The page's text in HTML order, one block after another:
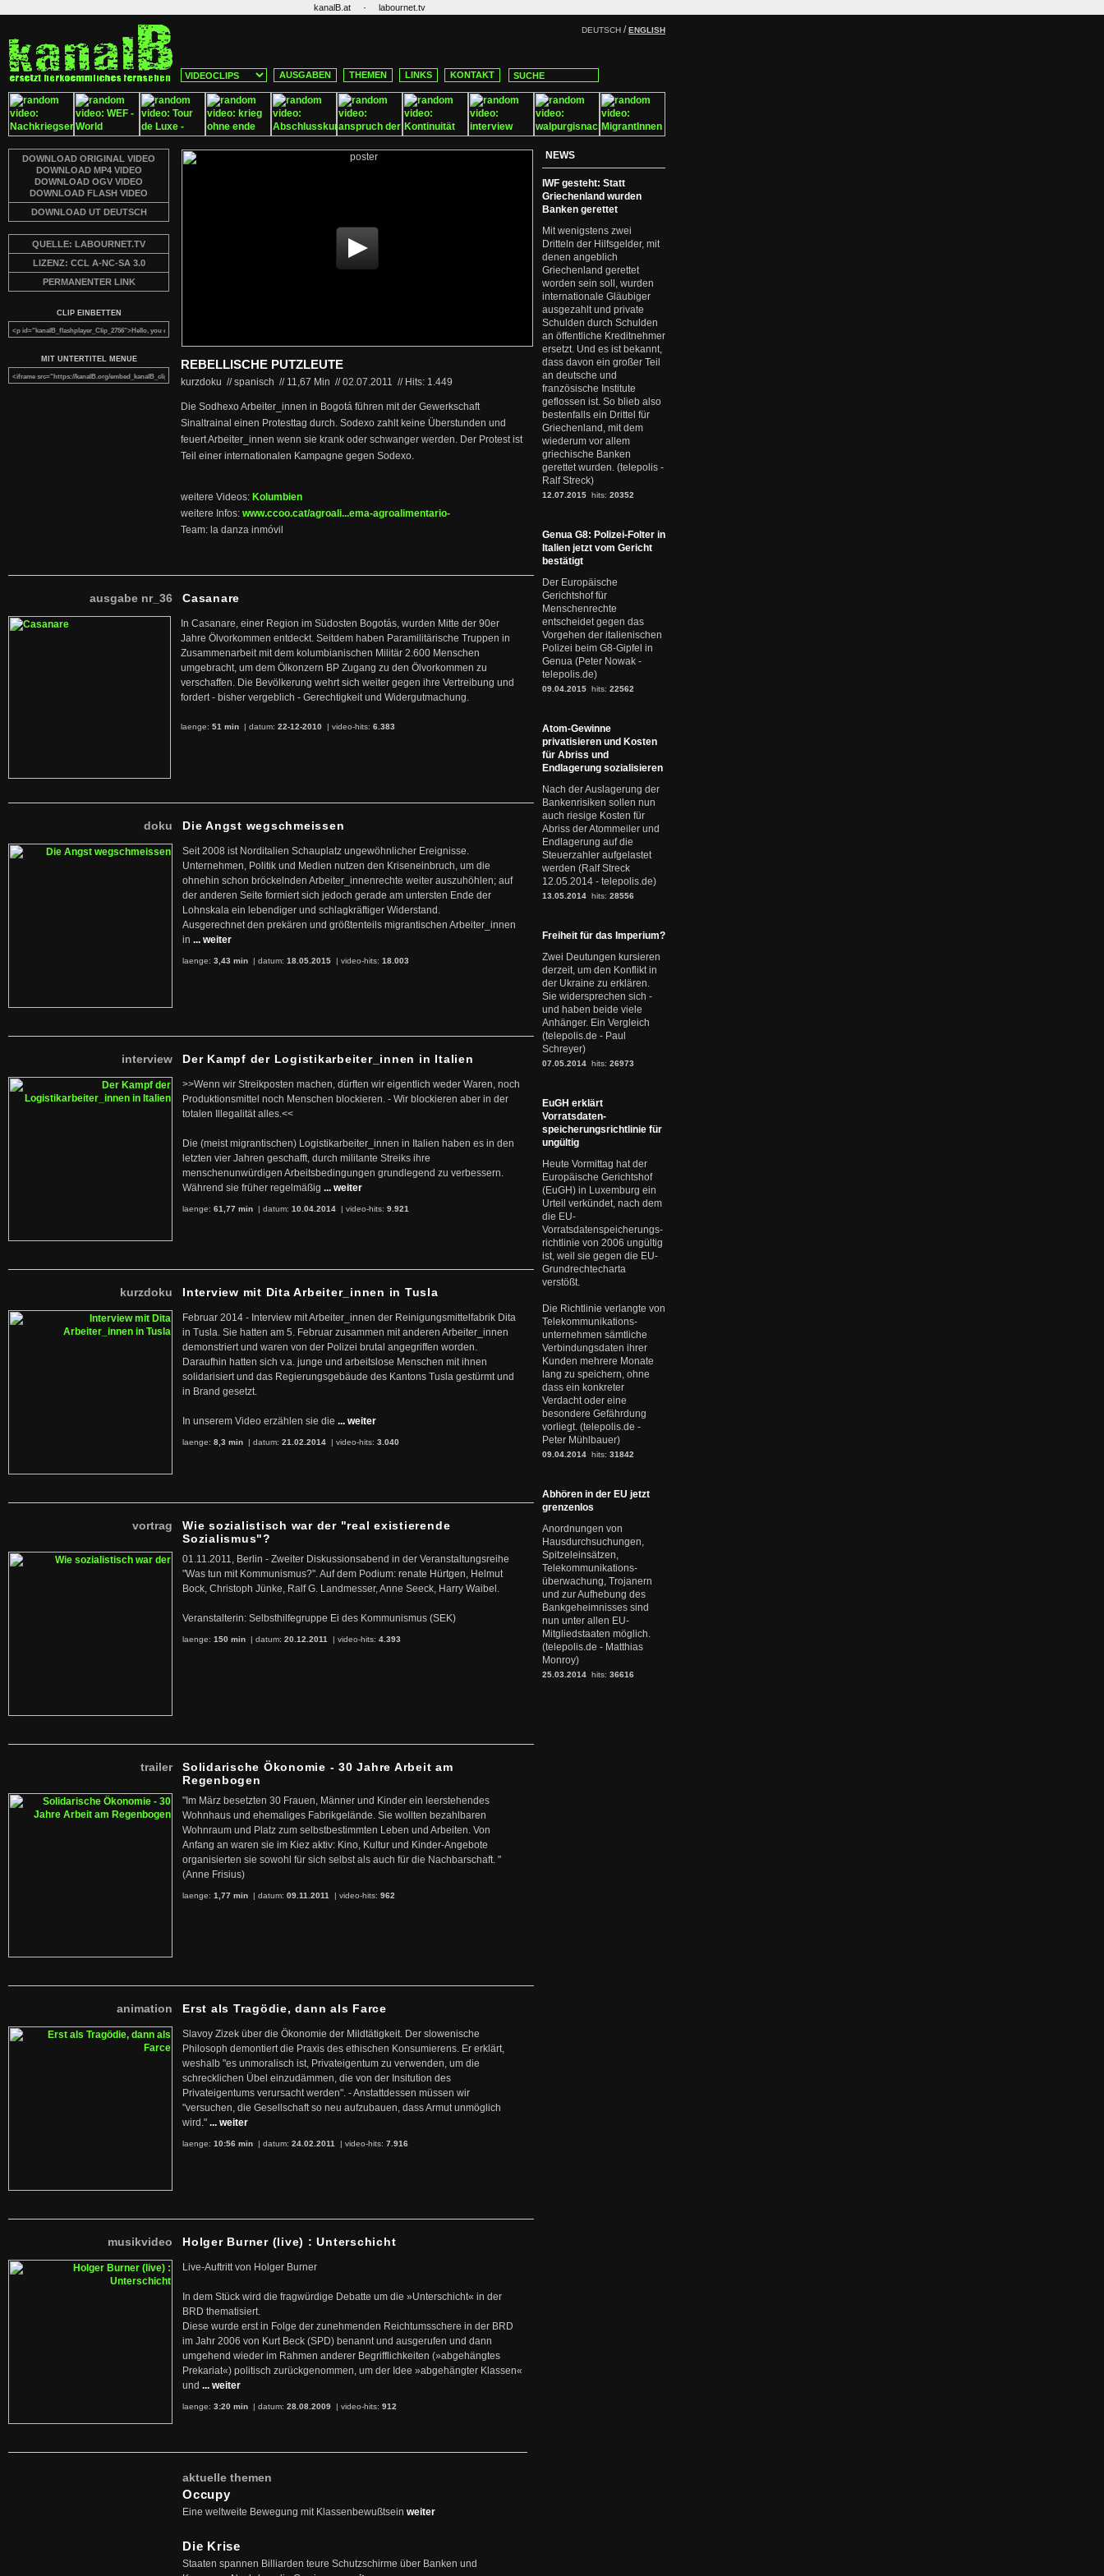
kanalB.at · labournet.tv
DEUTSCH /ENGLISH
AUSGABEN THEMEN LINKS KONTAKT
DOWNLOAD ORIGINAL VIDEO
DOWNLOAD MP4 VIDEO
DOWNLOAD OGV VIDEO
DOWNLOAD FLASH VIDEO
DOWNLOAD UT DEUTSCH
QUELLE: LABOURNET.TV
LIZENZ: CCL A-NC-SA 3.0
PERMANENTER LINK
CLIP EINBETTEN
MIT UNTERTITEL MENUE REBELLISCHE PUTZLEUTE
kurzdoku // spanisch // 11,67 Min //02.07.2011 // Hits: 1.449
Die Sodhexo Arbeiter_innen in Bogotá führen mit der Gewerkschaft
Sinaltrainal einen Protesttag durch. Sodexo zahlt keine Überstunden und
feuert Arbeiter_innen wenn sie krank oder schwanger werden. Der Protest ist
Teil einer internationalen Kampagne gegen Sodexo.
weitere Videos: Kolumbien
weitere Infos: www.ccoo.cat/agroali...ema-agroalimentario-
Team: la danza inmóvil
ausgabe nr_36 Casanare
In Casanare, einer Region im Südosten Bogotás, wurden Mitte der 90er
Jahre Ölvorkommen entdeckt. Seitdem haben Paramilitärische Truppen in
Zusammenarbeit mit dem kolumbianischen Militär 2.600 Menschen
umgebracht, um dem Ölkonzern BP Zugang zu den Ölvorkommen zu
verschaffen. Die Bevölkerung wehrt sich weiter gegen ihre Vertreibung und
fordert - bisher vergeblich - Gerechtigkeit und Widergutmachung.
laenge: 51 min | datum: 22-12-2010 | video-hits: 6.383
doku Die Angst wegschmeissen
Seit 2008 ist Norditalien Schauplatz ungewöhnlicher Ereignisse.
Unternehmen, Politik und Medien nutzen den Kriseneinbruch, um die
ohnehin schon bröckelnden Arbeiter_innenrechte weiter auszuhöhlen; auf
der anderen Seite formiert sich jedoch gerade am untersten Ende der
Lohnskala ein lebendiger und schlagkräftiger Widerstand.
Ausgerechnet den prekären und größtenteils migrantischen Arbeiter_innen
in ... weiter
laenge: 3,43 min | datum: 18.05.2015 | video-hits: 18.003
interview Der Kampf der Logistikarbeiter_innen in Italien
>>Wenn wir Streikposten machen, dürften wir eigentlich weder Waren, noch
Produktionsmittel noch Menschen blockieren. - Wir blockieren aber in der
totalen Illegalität alles.<<
Die (meist migrantischen) Logistikarbeiter_innen in Italien haben es in den
letzten vier Jahren geschafft, durch militante Streiks ihre
menschenunwürdigen Arbeitsbedingungen grundlegend zu verbessern.
Während sie früher regelmäßig ... weiter
laenge: 61,77 min | datum: 10.04.2014 | video-hits: 9.921
kurzdoku Interview mit Dita Arbeiter_innen in Tusla
Februar 2014 - Interview mit Arbeiter_innen der Reinigungsmittelfabrik Dita
in Tusla. Sie hatten am 5. Februar zusammen mit anderen Arbeiter_innen
demonstriert und waren von der Polizei brutal angegriffen worden.
Daraufhin hatten sich v.a. junge und arbeitslose Menschen mit ihnen
solidarisiert und das Regierungsgebäude des Kantons Tusla gestürmt und
in Brand gesetzt.
In unserem Video erzählen sie die ... weiter
laenge: 8,3 min | datum: 21.02.2014 | video-hits: 3.040
vortrag
Wie sozialistisch war der "real existierende
Sozialismus"?
01.11.2011, Berlin - Zweiter Diskussionsabend in der Veranstaltungsreihe
"Was tun mit Kommunismus?". Auf dem Podium: renate Hürtgen, Helmut
Bock, Christoph Jünke, Ralf G. Landmesser, Anne Seeck, Harry Waibel.
Veranstalterin: Selbsthilfegruppe Ei des Kommunismus (SEK)
laenge: 150 min | datum: 20.12.2011 | video-hits: 4.393
trailer
Solidarische Ökonomie - 30 Jahre Arbeit am
Regenbogen
"Im März besetzten 30 Frauen, Männer und Kinder ein leerstehendes
Wohnhaus und ehemaliges Fabrikgelände. Sie wollten bezahlbaren
Wohnraum und Platz zum selbstbestimmten Leben und Arbeiten. Von
Anfang an waren sie im Kiez aktiv: Kino, Kultur und Kinder-Angebote
organisierten sie sowohl für sich selbst als auch für die Nachbarschaft. "
(Anne Frisius)
laenge: 1,77 min | datum: 09.11.2011 | video-hits: 962
animation Erst als Tragödie, dann als Farce
Slavoy Zizek über die Ökonomie der Mildtätigkeit. Der slowenische
Philosoph demontiert die Praxis des ethischen Konsumierens. Er erklärt,
weshalb "es unmoralisch ist, Privateigentum zu verwenden, um die
schrecklichen Übel einzudämmen, die von der Insitution des
Privateigentums verursacht werden". - Anstattdessen müssen wir
"versuchen, die Gesellschaft so neu aufzubauen, dass Armut unmöglich
wird." ... weiter
laenge: 10:56 min | datum: 24.02.2011 | video-hits: 7.916
musikvideo Holger Burner (live) : Unterschicht
Live-Auftritt von Holger Burner
In dem Stück wird die fragwürdige Debatte um die »Unterschicht« in der
BRD thematisiert.
Diese wurde erst in Folge der zunehmenden Reichtumsschere in der BRD
im Jahr 2006 von Kurt Beck (SPD) benannt und ausgerufen und dann
umgehend wieder im Rahmen anderer Begrifflichkeiten (»abgehängtes
Prekariat«) politisch zurückgenommen, um der Idee »abgehängter Klassen«
und ... weiter
laenge: 3:20 min | datum: 28.08.2009 | video-hits: 912
aktuelle themen
Occupy
Eine weltweite Bewegung mit Klassenbewußtsein weiter
Die Krise
Staaten spannen Billiarden teure Schutzschirme über Banken und
NEWS
IWF gesteht: Statt
Griechenland wurden
Banken gerettet
Mit wenigstens zwei
Dritteln der Hilfsgelder, mit
denen angeblich
Griechenland gerettet
worden sein soll, wurden
internationale Gläubiger
ausgezahlt und private
Schulden durch Schulden
an öffentliche Kreditnehmer
ersetzt. Und es ist bekannt,
dass davon ein großer Teil
an deutsche und
französische Institute
geflossen ist. So blieb also
bestenfalls ein Drittel für
Griechenland, mit dem
wiederum vor allem
griechische Banken
gerettet wurden. (telepolis -
Ralf Streck)
12.07.2015 hits: 20352
Genua G8: Polizei-Folter in
Italien jetzt vom Gericht
bestätigt
Der Europäische
Gerichtshof für
Menschenrechte
entscheidet gegen das
Vorgehen der italienischen
Polizei beim G8-Gipfel in
Genua (Peter Nowak -
telepolis.de)
09.04.2015 hits: 22562
Atom-Gewinne
privatisieren und Kosten
für Abriss und
Endlagerung sozialisieren
Nach der Auslagerung der
Bankenrisiken sollen nun
auch riesige Kosten für
Abriss der Atommeiler und
Endlagerung auf die
Steuerzahler aufgelastet
werden (Ralf Streck
12.05.2014 - telepolis.de)
13.05.2014 hits: 28556
Freiheit für das Imperium?
Zwei Deutungen kursieren
derzeit, um den Konflikt in
der Ukraine zu erklären.
Sie widersprechen sich -
und haben beide viele
Anhänger. Ein Vergleich
(telepolis.de - Paul
Schreyer)
07.05.2014 hits: 26973
EuGH erklärt
Vorratsdaten-
speicherungsrichtlinie für
ungültig
Heute Vormittag hat der
Europäische Gerichtshof
(EuGH) in Luxemburg ein
Urteil verkündet, nach dem
die EU-
Vorratsdatenspeicherungs-
richtlinie von 2006 ungültig
ist, weil sie gegen die EU-
Grundrechtecharta
verstößt.
Die Richtlinie verlangte von
Telekommunikations-
unternehmen sämtliche
Verbindungsdaten ihrer
Kunden mehrere Monate
lang zu speichern, ohne
dass ein konkreter
Verdacht oder eine
besondere Gefährdung
vorliegt. (telepolis.de -
Peter Mühlbauer)
09.04.2014 hits: 31842
Abhören in der EU jetzt
grenzenlos
Anordnungen von
Hausdurchsuchungen,
Spitzeleinsätzen,
Telekommunikations-
überwachung, Trojanern
und zur Aufhebung des
Bankgeheimnisses sind
nun unter allen EU-
Mitgliedstaaten möglich.
(telepolis.de - Matthias
Monroy)
25.03.2014 hits: 36616